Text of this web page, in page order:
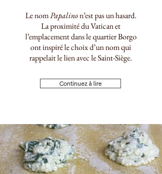
Le nomPapalinon’est pas un hasard.
La proximité du Vatican et
l’emplacement dans le quartier Borgo
ont inspiré le choix d’un nom qui
rappelait le lien avec le Saint-Siège.
Continuez à lire